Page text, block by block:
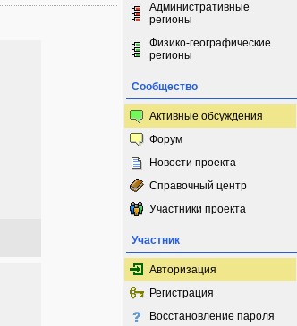
Административные
регионы
Физико-географические
регионы
Сообщество
Активные обсуждения
Форум
Новости проекта
Справочный центр
Участники проекта
Участник
Авторизация
Регистрация
Восстановление пароля